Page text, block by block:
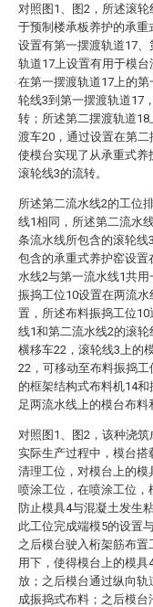
对照图1、图2，所述滚
于预制楼承板养护的承重
设置有第一摆渡轨道17
轨道17上设置有用于模
在第一摆渡轨道17上的
轮线3到第一摆渡轨道17
转；所述第二摆渡轨道
渡车20，通过设置在第二
使模台实现了从承重式养
滚轮线3的流转。
所述第二流水线2的工位
线1相同，所述第二流水
条流水线所包含的滚轮
包含的承重式养护窑设
水线2与第一流水线1共
振捣工位10设置在两流
置，所述布料振捣工位
线1和第二流水线2的滚
横移车22，滚轮线3上的
22，可移动至布料振捣
的框架结构式布料机14
足两流水线上的模台布料
对照图1、图2，该种浇
实际生产过程中，模台搭
清理工位，对模台上的模
喷涂工位，在喷涂工位，
防止模具4与混凝土发生
此工位完成端模5的设置
之后模台驶入桁架筋布
用下，使得模台上的模
放；之后模台通过纵向
成振捣式布料；之后模